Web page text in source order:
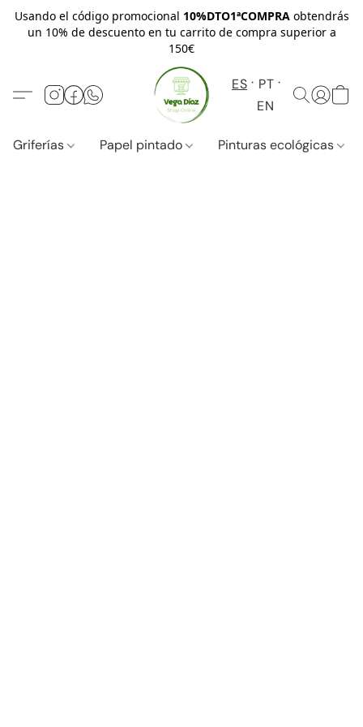
Usando el código promocional 10%DTO1ªCOMPRAobtendrás
un 10% de descuento en tu carrito de compra superior a
150€
ES
PT
EN
Griferías Papel pintado Pinturas ecológicas